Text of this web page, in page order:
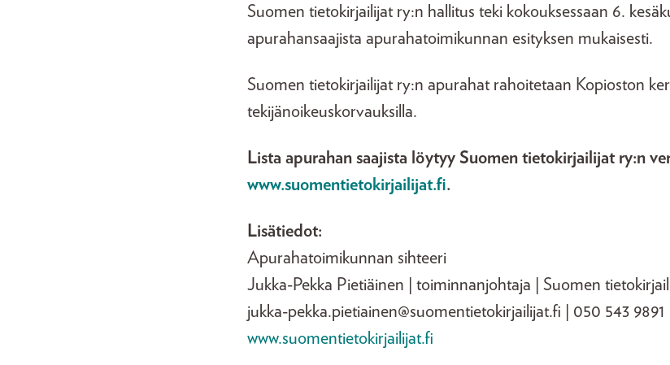
Suomen tietokirjailijat ry:n hallitus teki kokouksessaan 6.
apurahansaajista apurahatoimikunnan esityksen mukaisesti.
Suomen tietokirjailijat ry:n apurahat rahoitetaan Kopioston
tekijänoikeuskorvauksilla.
Lista apurahan saajista löytyy Suomen tietokirjailijat ry:n
www.suomentietokirjailijat.fi.
Lisätiedot:
Apurahatoimikunnan sihteeri
Jukka-Pekka Pietiäinen | toiminnanjohtaja | Suomen
jukka-pekka.pietiainen@suomentietokirjailijat.fi | 050 543 9891
www.suomentietokirjailijat.fi